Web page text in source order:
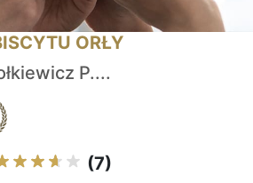
ORŁY
P....
(7)